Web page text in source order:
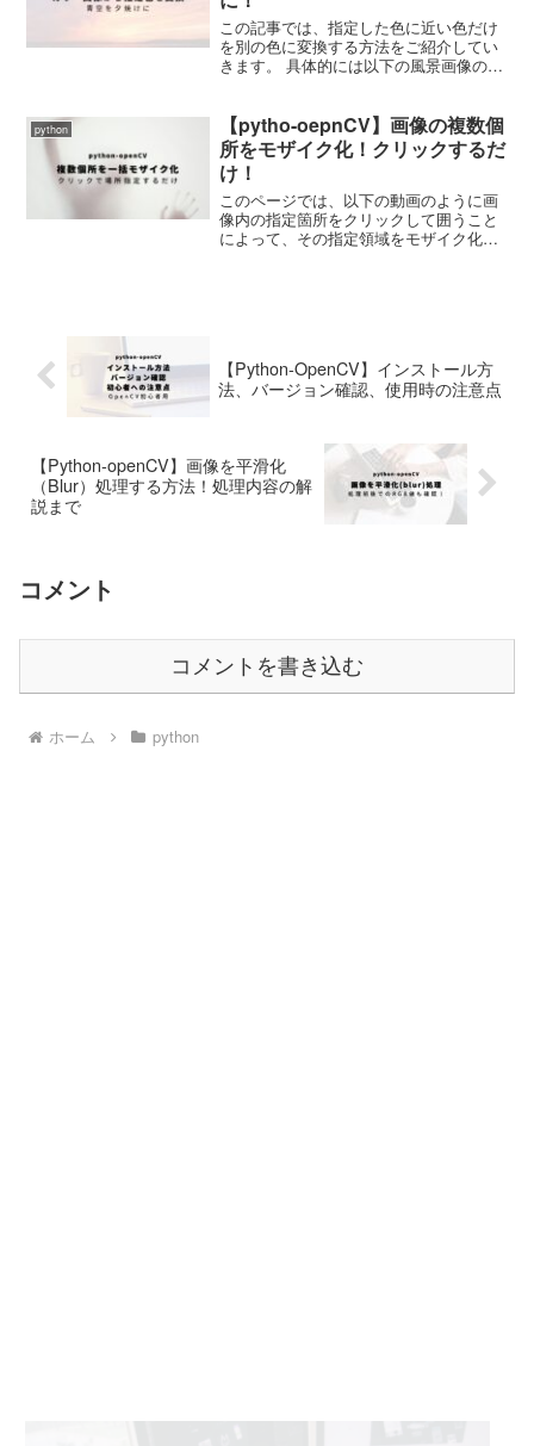
この記事では、指定した色に近い色だけ
を別の色に変換する方法をご紹介してい
きます。 具体的には以下の風景画像の青
ていないことがわると思います。 中身を
理解すればどんな...
python
【pytho-oepnCV】画像の複数個
所をモザイク化！クリックするだ
け！
このページでは、以下の動画のように画
像内の指定箇所をクリックして囲うこと
によって、その指定領域をモザイク化す
【Python-OpenCV】インストール方
法、バージョン確認、使用時の注意点
【Python-openCV】画像を平滑化
（Blur）処理する方法！処理内容の解
説まで
コメント
コメントを書き込む
ホーム python